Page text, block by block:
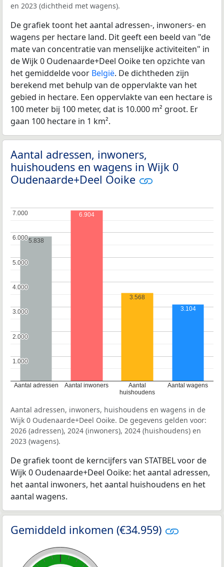
en 2023 (dichtheid met wagens).
De grafiek toont het aantal adressen-, inwoners- en
wagens per hectare land. Dit geeft een beeld van "de
mate van concentratie van menselijke activiteiten" in
de Wijk 0 Oudenaarde+Deel Ooike ten opzichte van
het gemiddelde voor België. De dichtheden zijn
berekend met behulp van de oppervlakte van het
gebied in hectare. Een oppervlakte van een hectare is
100 meter bij 100 meter, dat is 10.000 m² groot. Er
gaan 100 hectare in 1 km².
Aantal adressen, inwoners,
huishoudens en wagens in Wijk 0
Oudenaarde+Deel Ooike
Aantal adressen Aantal inwoners
Aantal
huishoudens
Aantal wagens
1.000
1.000
2.000
2.000
3.000
3.000
4.000
4.000
5.000
5.000
6.000
6.000
7.000
7.000
5.838
6.904
3.568
3.104
Aantal adressen, inwoners, huishoudens en wagens in de
Wijk 0 Oudenaarde+Deel Ooike. De gegevens gelden voor:
2026 (adressen), 2024 (inwoners), 2024 (huishoudens) en
2023 (wagens).
De grafiek toont de kerncijfers van STATBEL voor de
Wijk 0 Oudenaarde+Deel Ooike: het aantal adressen,
het aantal inwoners, het aantal huishoudens en het
aantal wagens.
Gemiddeld inkomen (€34.959)